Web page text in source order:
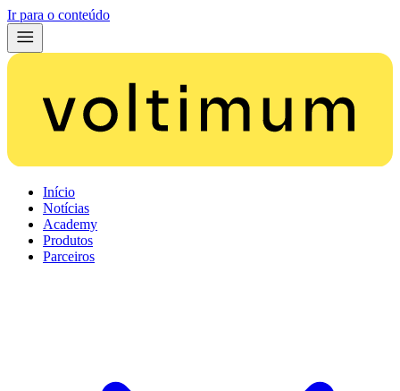
Ir para o conteúdo
Início
Notícias
Academy
Produtos
Parceiros